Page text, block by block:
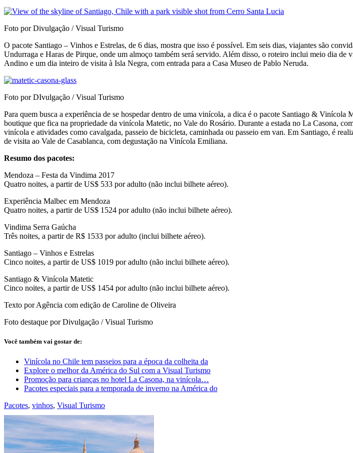
Foto por Divulgação / Visual Turismo
O pacote Santiago – Vinhos e Estrelas, de 6 dias, mostra que isso é possível. Em seis dias, viajantes são
Undurraga e Haras de Pirque, onde um almoço também será servido. Além disso, o roteiro inclui meio dia
Andino e um dia inteiro de visita à Isla Negra, com entrada para a Casa Museo de Pablo Neruda.
Foto por DIvulgação / Visual Turismo
Para quem busca a experiência de se hospedar dentro de uma vinícola, a dica é o pacote Santiago &
boutique que fica na propriedade da vinícola Matetic, no Vale do Rosário. Durante a estada no La Casona,
vinícola e atividades como cavalgada, passeio de bicicleta, caminhada ou passeio em van. Em Santiago, é
de visita ao Vale de Casablanca, com degustação na Vinícola Emiliana.
Resumo dos pacotes:
Mendoza – Festa da Vindima 2017
Quatro noites, a partir de US$ 533 por adulto (não inclui bilhete aéreo).
Experiência Malbec em Mendoza
Quatro noites, a partir de US$ 1524 por adulto (não inclui bilhete aéreo).
Vindima Serra Gaúcha
Três noites, a partir de R$ 1533 por adulto (inclui bilhete aéreo).
Santiago – Vinhos e Estrelas
Cinco noites, a partir de US$ 1019 por adulto (não inclui bilhete aéreo).
Santiago & Vinícola Matetic
Cinco noites, a partir de US$ 1454 por adulto (não inclui bilhete aéreo).
Texto por Agência com edição de Caroline de Oliveira
Foto destaque por Divulgação / Visual Turismo
Você também vai gostar de:
Vinícola no Chile tem passeios para a época da colheita da
Explore o melhor da América do Sul com a Visual Turismo
Promoção para crianças no hotel La Casona, na vinícola…
Pacotes especiais para a temporada de inverno na América do
Pacotes, vinhos, Visual Turismo